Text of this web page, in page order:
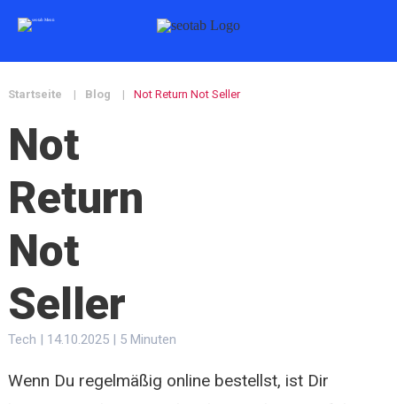
Startseite | Blog | Not Return Not Seller
Not
Return
Not
Seller
Tech | 14.10.2025 | 5 Minuten
Wenn Du regelmäßig online bestellst, ist Dir